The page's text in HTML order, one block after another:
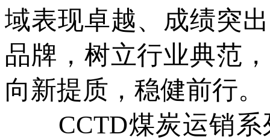
域表现卓越、成绩突
品牌，树立行业典范
向新提质，稳健前行。
CCTD煤炭运销系